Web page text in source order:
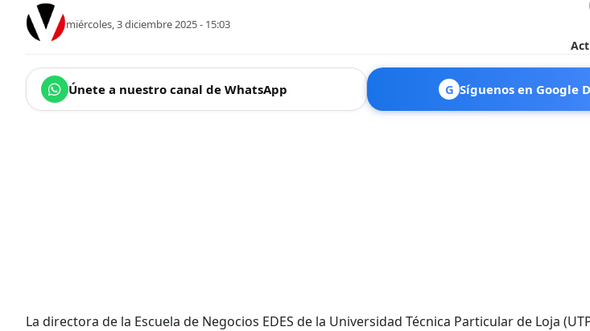
miércoles, 3 diciembre 2025 - 15:03
Únete a nuestro canal de WhatsApp G Síguenos en Google
La directora de la Escuela de Negocios EDES de la Universidad Técnica Particular de Loja